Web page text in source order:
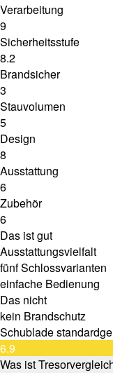
Verarbeitung
9
Sicherheitsstufe
8.2
Brandsicher
3
Stauvolumen
5
Design
8
Ausstattung
6
Zubehör
6
Das ist gut
Ausstattungsvielfalt
fünf Schlossvarianten
einfache Bedienung
Das nicht
kein Brandschutz
Schublade
6.9
Was ist